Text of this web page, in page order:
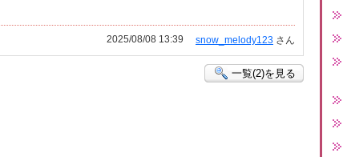
snow_melody123 さん
2025/08/08 13:39
一覧(2)を見る